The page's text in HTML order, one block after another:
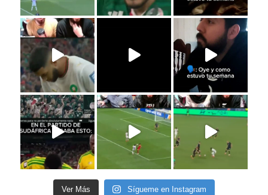
Ver Más Sígueme en Instagram